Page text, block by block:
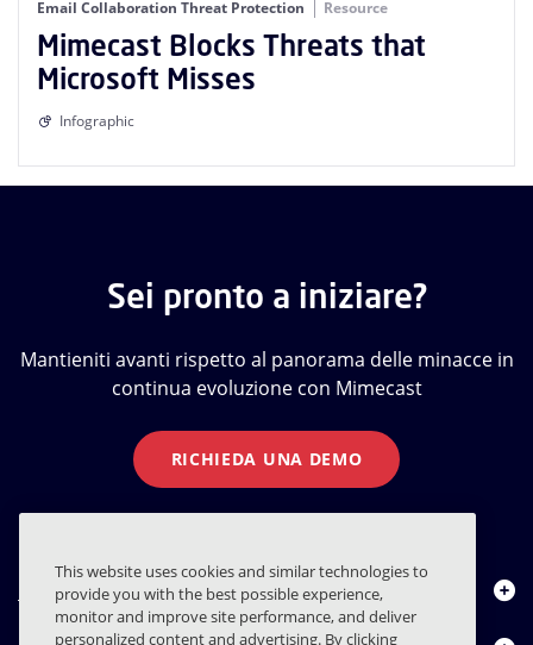
Email Collaboration Threat Protection Resource
Mimecast Blocks Threats that
Microsoft Misses
Infographic
Sei pronto a iniziare?
Mantieniti avanti rispetto al panorama delle minacce in
continua evoluzione con Mimecast
RICHIEDA UNA DEMO
Chi siamo
This website uses cookies and similar technologies to
provide you with the best possible experience,
monitor and improve site performance, and deliver
personalized content and advertising. By clicking